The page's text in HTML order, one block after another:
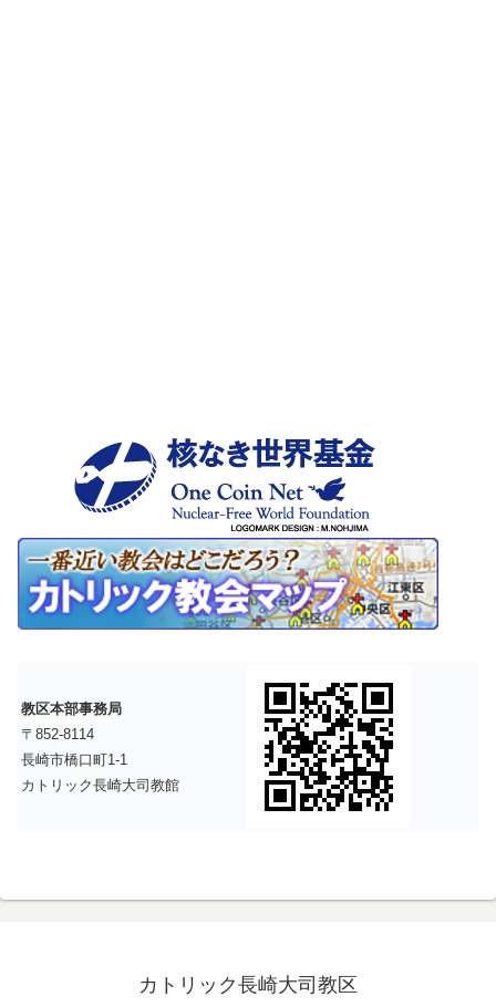
教区本部事務局
〒852-8114
長崎市橋口町1-1
カトリック長崎大司教館
カトリック長崎大司教区